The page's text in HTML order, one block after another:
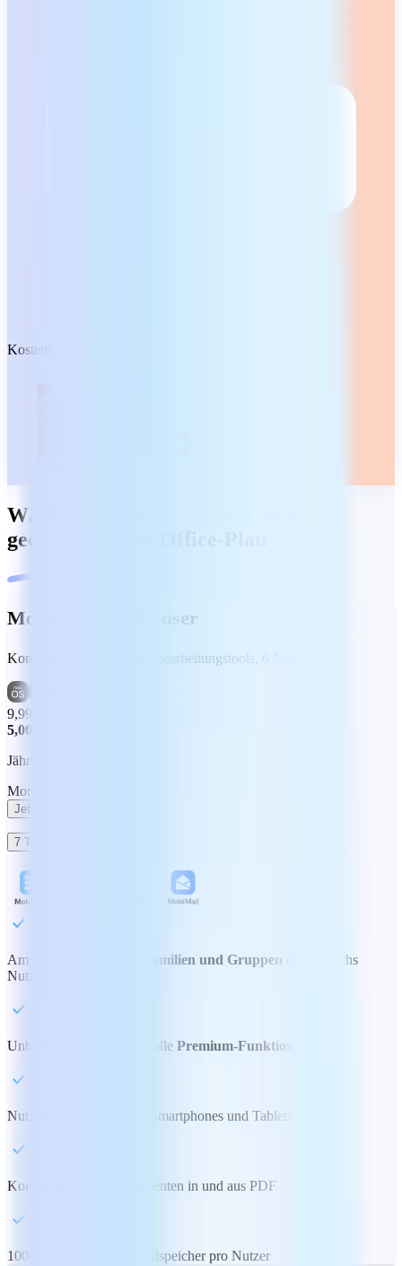
Kostenloser Download
Wählen Sie den für Sie am besten
geeigneten MobiOffice-Plan
MobiOffice Multi-user
Komplette Suite von Bürobearbeitungstools, 6 Nutzer
9,99 €
5,00 €
Jährliche Abrechnung
Monatlich
Jetzt kaufen
7 Tage kostenlos testen
Am besten geeignet für Familien und Gruppen
(bis zu sechs
Nutzer)
Unbegrenzter Zugriff auf alle Premium-Funktionen
Nutzung auf PCs, Macs, Smartphones und Tablets
Konvertieren von Dokumenten in und aus PDF
100 GB MobiDrive-Cloudspeicher pro Nutzer